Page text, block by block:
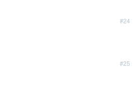
#24
#25